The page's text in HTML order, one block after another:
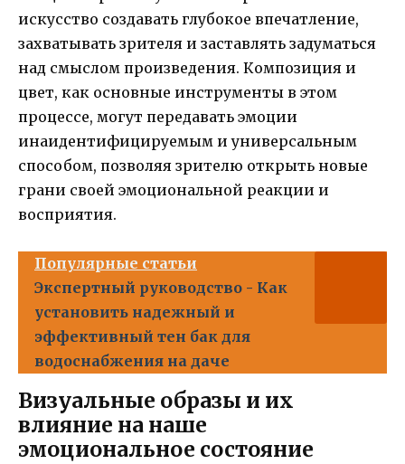
искусство создавать глубокое впечатление,
захватывать зрителя и заставлять задуматься
над смыслом произведения. Композиция и
цвет, как основные инструменты в этом
процессе, могут передавать эмоции
инаидентифицируемым и универсальным
способом, позволяя зрителю открыть новые
грани своей эмоциональной реакции и
восприятия.
Популярные статьи
Экспертный руководство - Как
установить надежный и
эффективный тен бак для
водоснабжения на даче
Визуальные образы и их
влияние на наше
эмоциональное состояние